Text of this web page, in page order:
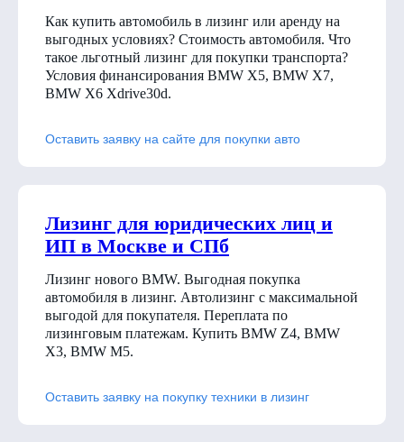
Как купить автомобиль в лизинг или аренду на
выгодных условиях? Стоимость автомобиля. Что
такое льготный лизинг для покупки транспорта?
Условия финансирования BMW X5, BMW X7,
BMW X6 Xdrive30d.
Оставить заявку на сайте для покупки авто
Лизинг для юридических лиц и
ИП в Москве и СПб
Лизинг нового BMW. Выгодная покупка
автомобиля в лизинг. Автолизинг с максимальной
выгодой для покупателя. Переплата по
лизинговым платежам. Купить BMW Z4, BMW
X3, BMW M5.
Оставить заявку на покупку техники в лизинг